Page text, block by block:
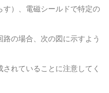
）、電磁シールドで特定の
の場合、次の図に示すよう
れていることに注意してく